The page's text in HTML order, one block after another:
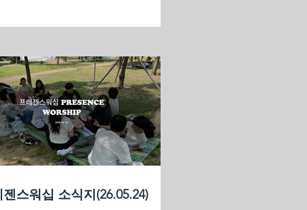
젠스워십 소식지(26.05.24)